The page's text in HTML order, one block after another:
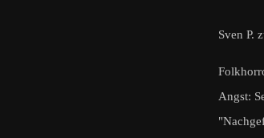
Sven P.
Angst: